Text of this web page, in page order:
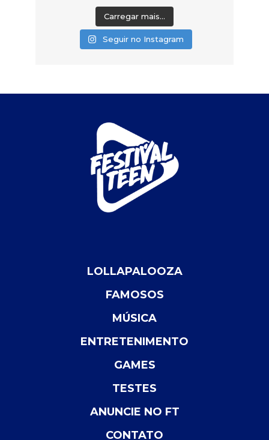
Carregar mais...
Seguir no Instagram
LOLLAPALOOZA
FAMOSOS
MÚSICA
ENTRETENIMENTO
GAMES
TESTES
ANUNCIE NO FT
CONTATO